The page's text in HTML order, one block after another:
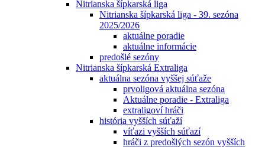
Nitrianska šípkarská liga
Nitrianska šípkarská liga - 39. sezóna
2025/2026
aktuálne poradie
aktuálne informácie
predošlé sezóny
Nitrianska šípkarská Extraliga
aktuálna sezóna vyššej súťaže
prvoligová aktuálna sezóna
Aktuálne poradie - Extraliga
extraligoví hráči
história vyšších súťaží
víťazi vyšších súťazí
hráči z predošlých sezón vyšších